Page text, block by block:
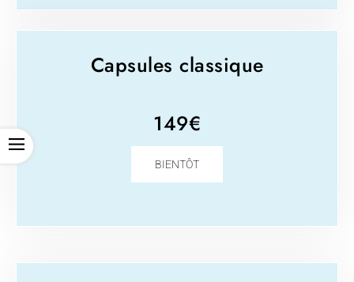
OPEN
Capsules classique
149€
BIENTÔT